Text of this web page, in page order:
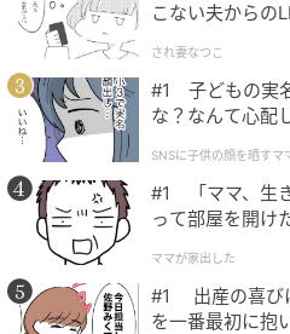
文：くま なかこ
次の記事
玉森裕太の出演作
ング！ 2位『ごくせ
の記事をもっとみる
こない夫からの
され妻なつこ
#1 子どもの実
な？なんて心配
SNSに子供の顔を晒すマ
#1 「ママ、生
って部屋を開け
ママが家出した
#1 出産の喜び
を一番最初に抱